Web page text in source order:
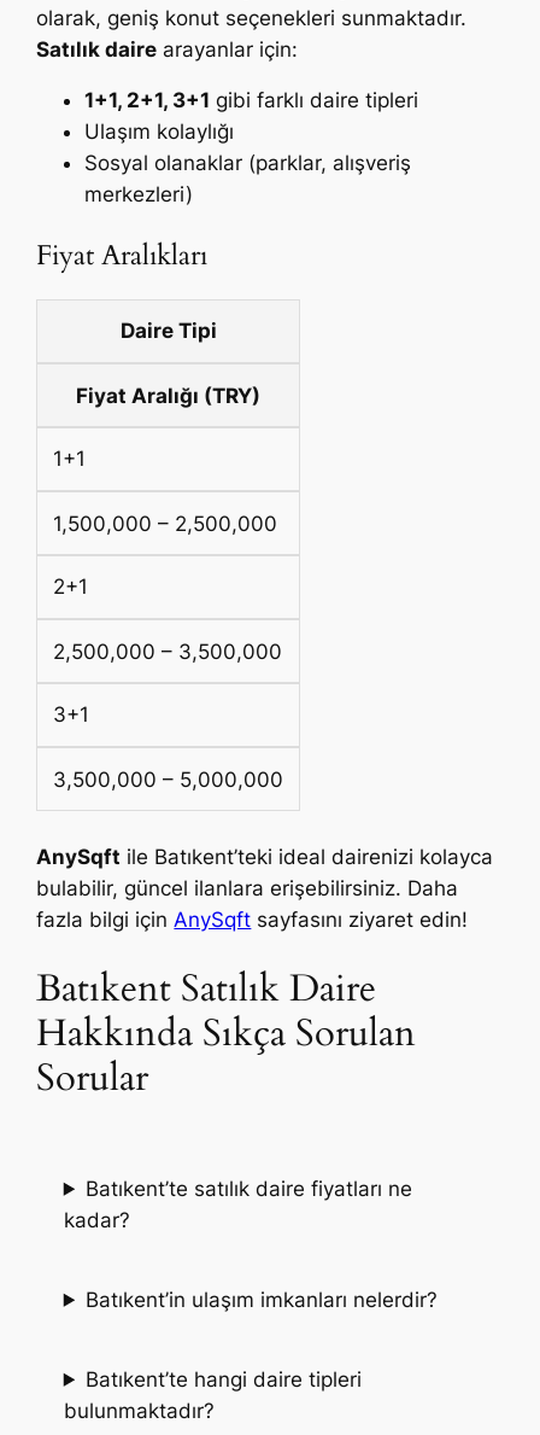
olarak, geniş konut seçenekleri sunmaktadır.
Satılık daire arayanlar için:
1+1, 2+1, 3+1 gibi farklı daire tipleri
Ulaşım kolaylığı
Sosyal olanaklar (parklar, alışveriş
merkezleri)
Fiyat Aralıkları
Daire Tipi
Fiyat Aralığı (TRY)
1+1
1,500,000 – 2,500,000
2+1
2,500,000 – 3,500,000
3+1
3,500,000 – 5,000,000
AnySqft ile Batıkent’teki ideal dairenizi kolayca
bulabilir, güncel ilanlara erişebilirsiniz. Daha
fazla bilgi içinAnySqft sayfasını ziyaret edin!
Batıkent Satılık Daire
Hakkında Sıkça Sorulan
Sorular
Batıkent’te satılık daire fiyatları ne
kadar?
Batıkent’in ulaşım imkanları nelerdir?
Batıkent’te hangi daire tipleri
bulunmaktadır?